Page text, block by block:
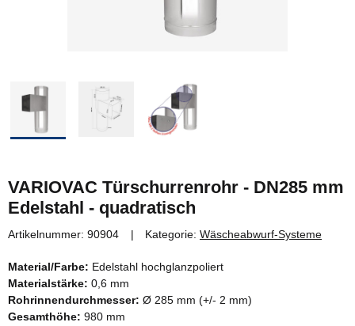
VARIOVAC Türschurrenrohr - DN285 mm
Edelstahl - quadratisch
Artikelnummer: 90904 Kategorie: Wäscheabwurf-Systeme
Material/Farbe: Edelstahl hochglanzpoliert
Materialstärke: 0,6 mm
Rohrinnendurchmesser: Ø 285 mm (+/- 2 mm)
Gesamthöhe: 980 mm